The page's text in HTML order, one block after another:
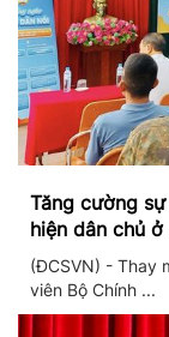
Tăng cường
hiện dân chủ
(ĐCSVN) - Thay
viên Bộ Chính ...